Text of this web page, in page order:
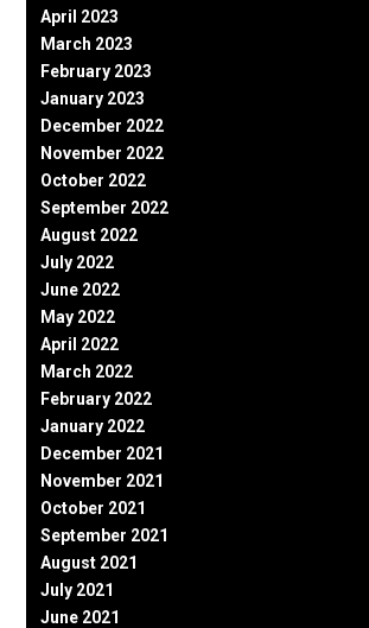
April 2023
March 2023
February 2023
January 2023
December 2022
November 2022
October 2022
September 2022
August 2022
July 2022
June 2022
May 2022
April 2022
March 2022
February 2022
January 2022
December 2021
November 2021
October 2021
September 2021
August 2021
July 2021
June 2021